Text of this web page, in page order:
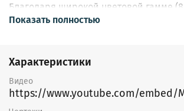
Благодаря широкой цветовой гамме
цвета панелей), Вы сможете подобрать
подшипниками качения обеспечивают
Все вентиляторы серии также
обратным клапаном для
Показать полностью
Характеристики
Видео
https://www.youtube.com/embed/